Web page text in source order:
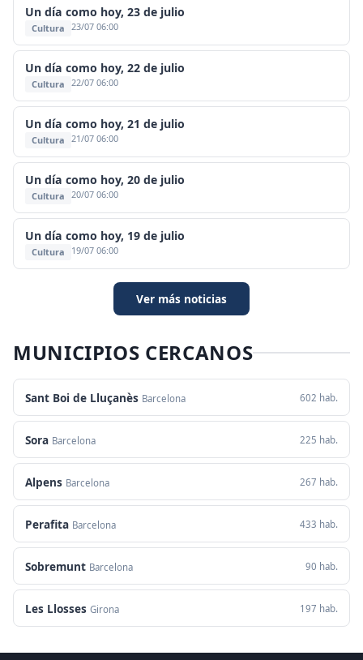
Un día como hoy, 23 de julio
Cultura 23/07 06:00
Un día como hoy, 22 de julio
Cultura 22/07 06:00
Un día como hoy, 21 de julio
Cultura 21/07 06:00
Un día como hoy, 20 de julio
Cultura 20/07 06:00
Un día como hoy, 19 de julio
Cultura 19/07 06:00
Ver más noticias
MUNICIPIOS CERCANOS
Sant Boi de Lluçanès Barcelona 602 hab.
Sora Barcelona 225 hab.
Alpens Barcelona 267 hab.
Perafita Barcelona 433 hab.
Sobremunt Barcelona 90 hab.
Les Llosses Girona 197 hab.